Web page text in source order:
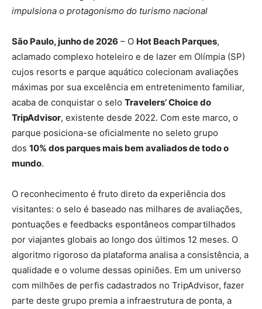
impulsiona o protagonismo do turismo nacional
São Paulo,junho de 2026 – O Hot Beach Parques,
aclamado complexo hoteleiro e de lazer em Olímpia (SP)
cujos resorts e parque aquático colecionam avaliações
máximas por sua excelência em entretenimento familiar,
acaba de conquistar o selo Travelers’ Choice do
TripAdvisor, existente desde 2022. Com este marco, o
parque posiciona-se oficialmente no seleto grupo
dos 10% dos parques mais bem avaliados de todo o
mundo.
O reconhecimento é fruto direto da experiência dos
visitantes: o selo é baseado nas milhares de avaliações,
pontuações e feedbacks espontâneos compartilhados
por viajantes globais ao longo dos últimos 12 meses. O
algoritmo rigoroso da plataforma analisa a consistência, a
qualidade e o volume dessas opiniões. Em um universo
com milhões de perfis cadastrados no TripAdvisor, fazer
parte deste grupo premia a infraestrutura de ponta, a